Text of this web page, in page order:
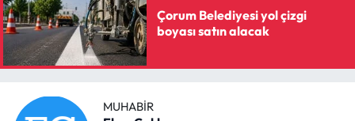
Çorum Belediyesi yol çizgi
boyası satın alacak
MUHABIR